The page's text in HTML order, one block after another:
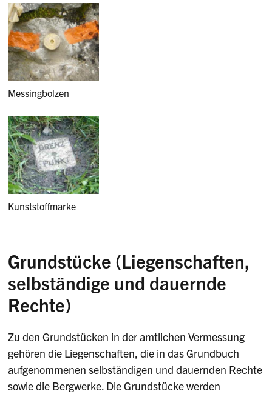
Messingbolzen
Kunststoffmarke
Grundstücke (Liegenschaften,
selbständige und dauernde
Rechte)
Zu den Grundstücken in der amtlichen Vermessung
gehören die Liegenschaften, die in das Grundbuch
aufgenommenen selbständigen und dauernden Rechte
sowie die Bergwerke. Die Grundstücke werden